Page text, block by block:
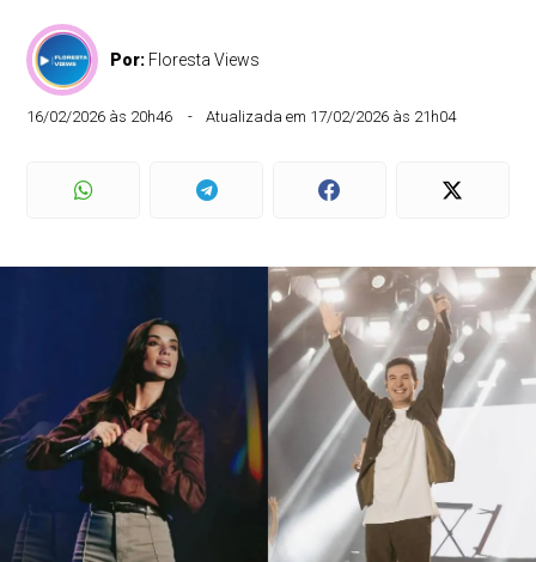
Por: Floresta Views
16/02/2026 às 20h46 Atualizada em 17/02/2026 às 21h04